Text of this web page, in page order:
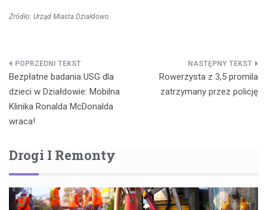
Źródło: Urząd Miasta Działdowo
Nawigacja
wpisu
Bezpłatne badania USG dla
dzieci w Działdowie: Mobilna
Klinika Ronalda McDonalda
wraca!
Rowerzysta z 3,5 promila
zatrzymany przez policję
Drogi I Remonty